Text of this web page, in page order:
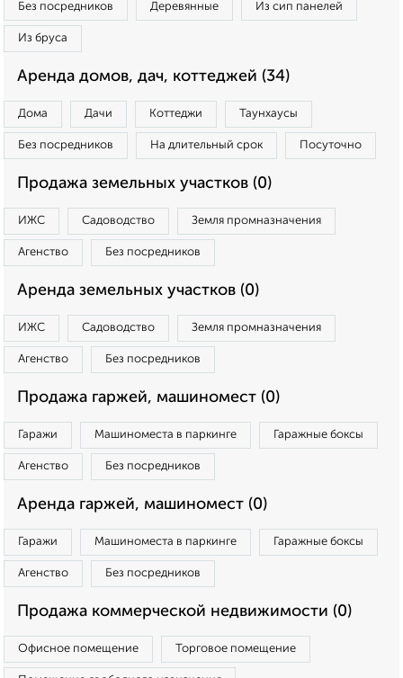
Без посредников Деревянные Из сип панелей
Из бруса
Аренда домов, дач, коттеджей (34)
Дома Дачи Коттеджи Таунхаусы
Без посредников На длительный срок Посуточно
Продажа земельных участков (0)
ИЖС Садоводство Земля промназначения
Агенство Без посредников
Аренда земельных участков (0)
ИЖС Садоводство Земля промназначения
Агенство Без посредников
Продажа гаржей, машиномест (0)
Гаражи Машиноместа в паркинге Гаражные боксы
Агенство Без посредников
Аренда гаржей, машиномест (0)
Гаражи Машиноместа в паркинге Гаражные боксы
Агенство Без посредников
Продажа коммерческой недвижимости (0)
Офисное помещение Торговое помещение